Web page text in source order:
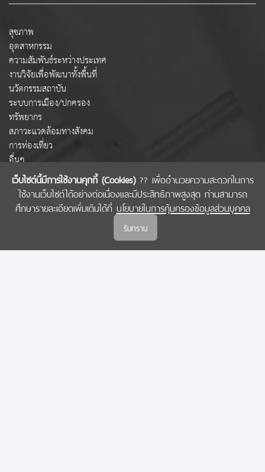
เว็บไซต์นี้มีการใช้งานคุกกี้ (Cookies)?? เพื่ออำนวยความสะดวกในการ
ใช้งานเว็บไซต์ได้อย่างต่อเนื่องและมีประสิทธิภาพสูงสุด ท่านสามารถ
ศึกษารายละเอียดเพิ่มเติมได้ที่ นโยบายในการคุ้มครองข้อมูลส่วนบุคคล
รับทราบ
สุขภาพ
อุตสาหกรรม
ความสัมพันธ์ระหว่างประเทศ
งานวิจัยเพื่อพัฒนาทั้งพื้นที่
นวัตกรรมสถาบัน
ระบบการเมือง/ปกครอง
ทรัพยากร
สภาวะแวดล้อมทางสังคม
การท่องเที่ยว
อื่นๆ
COPYRIGHT © 2022 สำนักงานคณะกรรมการส่งเสริมวิทยาศาสตร์ วิจัยและนวัตกรรม
(สกสว.)
นโยบายในการคุ้มครองข้อมูลส่วนบุคคล